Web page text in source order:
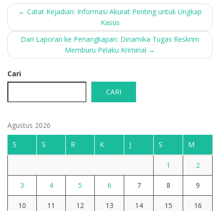
Post
navigation
← Catat Kejadian: Informasi Akurat Penting untuk Ungkap
Kasus
Dari Laporan ke Penangkapan: Dinamika Tugas Reskrim
Memburu Pelaku Kriminal →
Cari
CARI
Agustus 2026
S S R K J S M
1 2
3 4 5 6 7 8 9
10 11 12 13 14 15 16